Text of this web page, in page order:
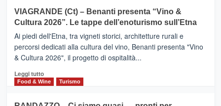
Anche
la
Alcantara
nei
primi
nella
classifica
IL
SAN
DOMENICO
PALACE
TAORMINA,
UN
HOTEL
FOUR
VIAGRANDE (Ct) – Benanti presenta “Vino &
Cultura 2026”. Le tappe dell’enoturismo sull’Etna
Ai piedi dell'Etna, tra vigneti storici, architetture rurali e
percorsi dedicati alla cultura del vino, Benanti presenta "Vino
& Cultura 2026", il progetto di ospitalità...
Leggi tuttoLeggi
di
Food & Wine Turismo